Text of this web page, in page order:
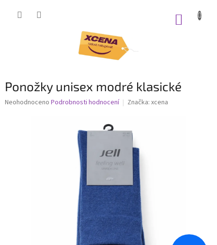
Ponožky unisex modré klasické
Průměrné
Neohodnoceno Podrobnosti hodnocení Značka: xcena